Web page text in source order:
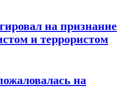
на признание
и террористом
на